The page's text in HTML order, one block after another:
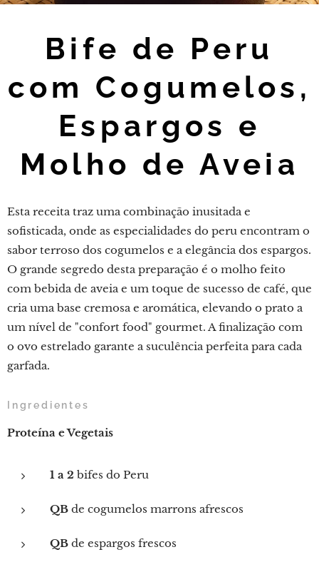
Bife de Peru
com Cogumelos,
Espargos e
Molho de Aveia
Esta receita traz uma combinação inusitada e
sofisticada, onde as especialidades do peru encontram o
sabor terroso dos cogumelos e a elegância dos espargos.
O grande segredo desta preparação é o molho feito
com bebida de aveia e um toque de sucesso de café, que
cria uma base cremosa e aromática, elevando o prato a
um nível de "confort food" gourmet. A finalização com
o ovo estrelado garante a suculência perfeita para cada
garfada.
Ingredientes
Proteína e Vegetais
1 a 2 bifes do Peru
QB de cogumelos marrons afrescos
QB de espargos frescos